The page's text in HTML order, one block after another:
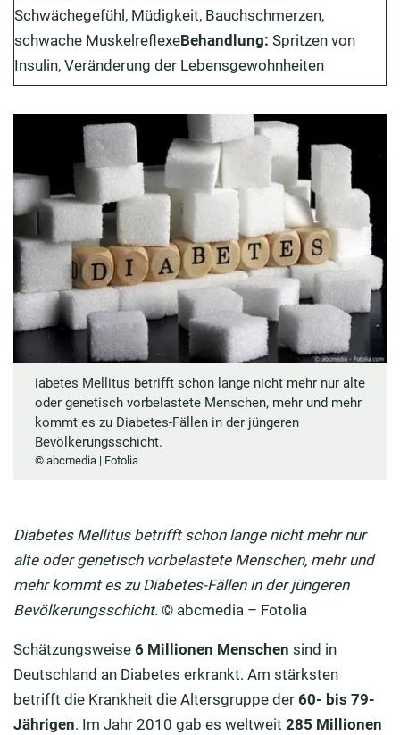
Behandlung: Wie wird Diabetes mellitus therapiert?
Ärztlicher Check-Up vor Sport bei Diabetes mellitus
Diabetes mellitus: Vermeiden Sie Unterzuckerung
Komplikationen bei Diabetes
Nierenleiden und Diabetes
Vorbeugung: Wie kann man Diabetes mellitus
vorbeugen?
Fazit zu Diabetes mellitus
Schwächegefühl, Müdigkeit, Bauchschmerzen,
schwache MuskelreflexeBehandlung: Spritzen von
Insulin, Veränderung der Lebensgewohnheiten
iabetes Mellitus betrifft schon lange nicht mehr nur alte
oder genetisch vorbelastete Menschen, mehr und mehr
kommt es zu Diabetes-Fällen in der jüngeren
Bevölkerungsschicht.
© abcmedia | Fotolia
Diabetes Mellitus betrifft schon lange nicht mehr nur
alte oder genetisch vorbelastete Menschen, mehr und
mehr kommt es zu Diabetes-Fällen in der jüngeren
Bevölkerungsschicht. © abcmedia – Fotolia
Schätzungsweise 6 Millionen Menschen sind in
Deutschland an Diabetes erkrankt. Am stärksten
betrifft die Krankheit die Altersgruppe der 60- bis 79-
Jährigen. Im Jahr 2010 gab es weltweit 285 Millionen